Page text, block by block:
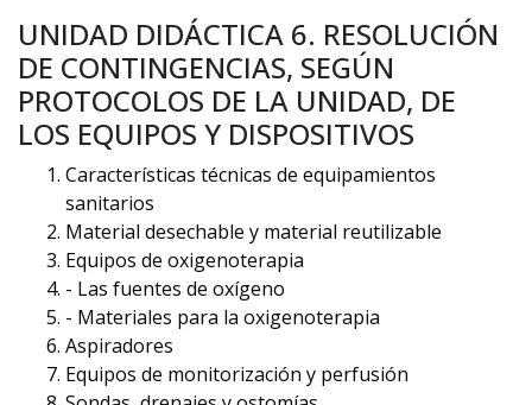
UNIDAD DIDÁCTICA 6. RESOLUCIÓN
DE CONTINGENCIAS, SEGÚN
PROTOCOLOS DE LA UNIDAD, DE
LOS EQUIPOS Y DISPOSITIVOS
Características técnicas de equipamientos
sanitarios
Material desechable y material reutilizable
Equipos de oxigenoterapia
- Las fuentes de oxígeno
- Materiales para la oxigenoterapia
Aspiradores
Equipos de monitorización y perfusión